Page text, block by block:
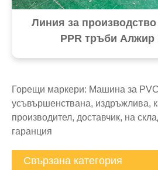
Линия за
PPR тръби Алжир
Горещи маркери: Машина за
усъвършенствана, издръжлива,
производител, доставчик, на
гаранция
Свързана категория